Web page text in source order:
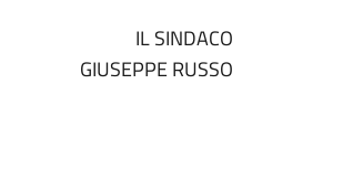
IL SINDACO
GIUSEPPE RUSSO